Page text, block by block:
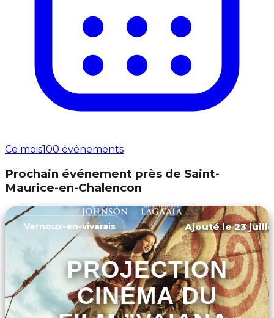
Ce mois100 événements
Prochain événement près de Saint-
Maurice-en-Chalencon
Vernoux-en-vivarais Ajouté le 23
PROJECTION
CINÉMA DU